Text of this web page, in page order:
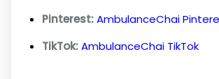
Pinterest:AmbulanceChai
TikTok:AmbulanceChai TikTok